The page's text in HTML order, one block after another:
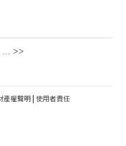
... >>
產權聲明 | 使用者責任